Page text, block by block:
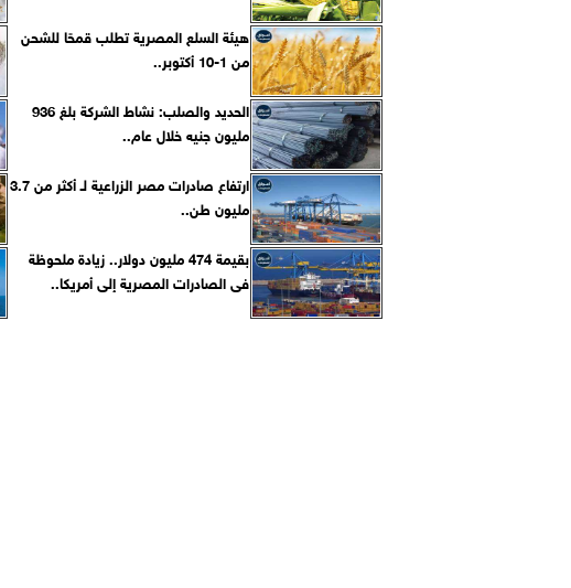
هيئة السلع المصرية تطلب قمحًا للشحن
من 1-10 أكتوبر..
الحديد والصلب: نشاط الشركة بلغ 936
مليون جنيه خلال عام..
ارتفاع صادرات مصر الزراعية لـ أكثر من 3.7
مليون طن..
بقيمة 474 مليون دولار.. زيادة ملحوظة
فى الصادرات المصرية إلى أمريكا..